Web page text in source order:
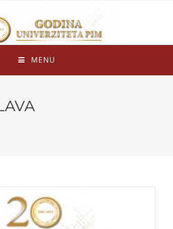
MENU